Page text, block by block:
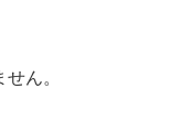
ん。